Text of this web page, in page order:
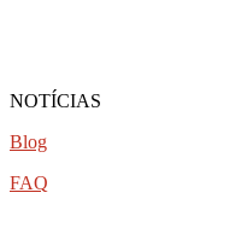
NOTÍCIAS
Blog
FAQ